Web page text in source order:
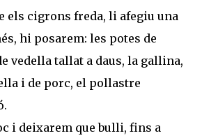
els cigrons freda, li afegiu una
hi posarem: les potes de
vedella tallat a daus, la gallina,
i de porc, el pollastre
i deixarem que bulli, fins a